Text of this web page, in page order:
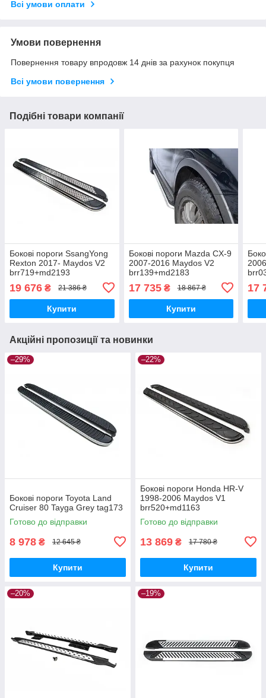
Всі умови оплати
Умови повернення
Повернення товару впродовж 14 днів за рахунок покупця
Всі умови повернення
Подібні товари компанії
Бокові пороги SsangYong
Rexton 2017- Maydos V2
brr719+md2193
19 676 ₴ 21 386 ₴
Купити
Бокові пороги Mazda CX-9
2007-2016 Maydos V2
brr139+md2183
17 735₴ 18 867 ₴
Купити
17
Акційні пропозиції та новинки
–29%
Бокові пороги Toyota Land
Cruiser 80 Tayga Grey tag173
Готово до відправки
8 978 ₴ 12 645 ₴
Купити
–22%
Бокові пороги Honda HR-V
1998-2006 Maydos V1
brr520+md1163
Готово до відправки
13 869 ₴ 17 780 ₴
Купити
–20% –19%